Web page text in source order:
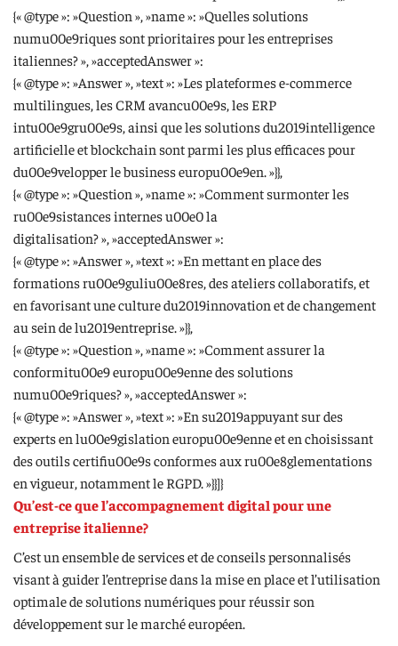
{« @type »: »Question », »name »: »Quelles solutions
numu00e9riques sont prioritaires pour les entreprises
italiennes? », »acceptedAnswer »:
{« @type »: »Answer », »text »: »Les plateformes e-commerce
multilingues, les CRM avancu00e9s, les ERP
intu00e9gru00e9s, ainsi que les solutions du2019intelligence
artificielle et blockchain sont parmi les plus efficaces pour
du00e9velopper le business europu00e9en. »}},
{« @type »: »Question », »name »: »Comment surmonter les
ru00e9sistances internes u00e0 la
digitalisation? », »acceptedAnswer »:
{« @type »: »Answer », »text »: »En mettant en place des
formations ru00e9guliu00e8res, des ateliers collaboratifs, et
en favorisant une culture du2019innovation et de changement
au sein de lu2019entreprise. »}},
{« @type »: »Question », »name »: »Comment assurer la
conformitu00e9 europu00e9enne des solutions
numu00e9riques? », »acceptedAnswer »:
{« @type »: »Answer », »text »: »En su2019appuyant sur des
experts en lu00e9gislation europu00e9enne et en choisissant
des outils certifiu00e9s conformes aux ru00e8glementations
en vigueur, notamment le RGPD. »}}]}
Qu’est-ce que l’accompagnement digital pour une
entreprise italienne?
C’est un ensemble de services et de conseils personnalisés
visant à guider l’entreprise dans la mise en place et l’utilisation
optimale de solutions numériques pour réussir son
développement sur le marché européen.